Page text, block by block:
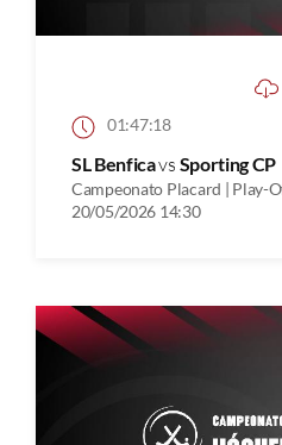
01:47:18
SL Benficavs Sporting CP
Campeonato Placard | Play-
20/05/2026 14:30